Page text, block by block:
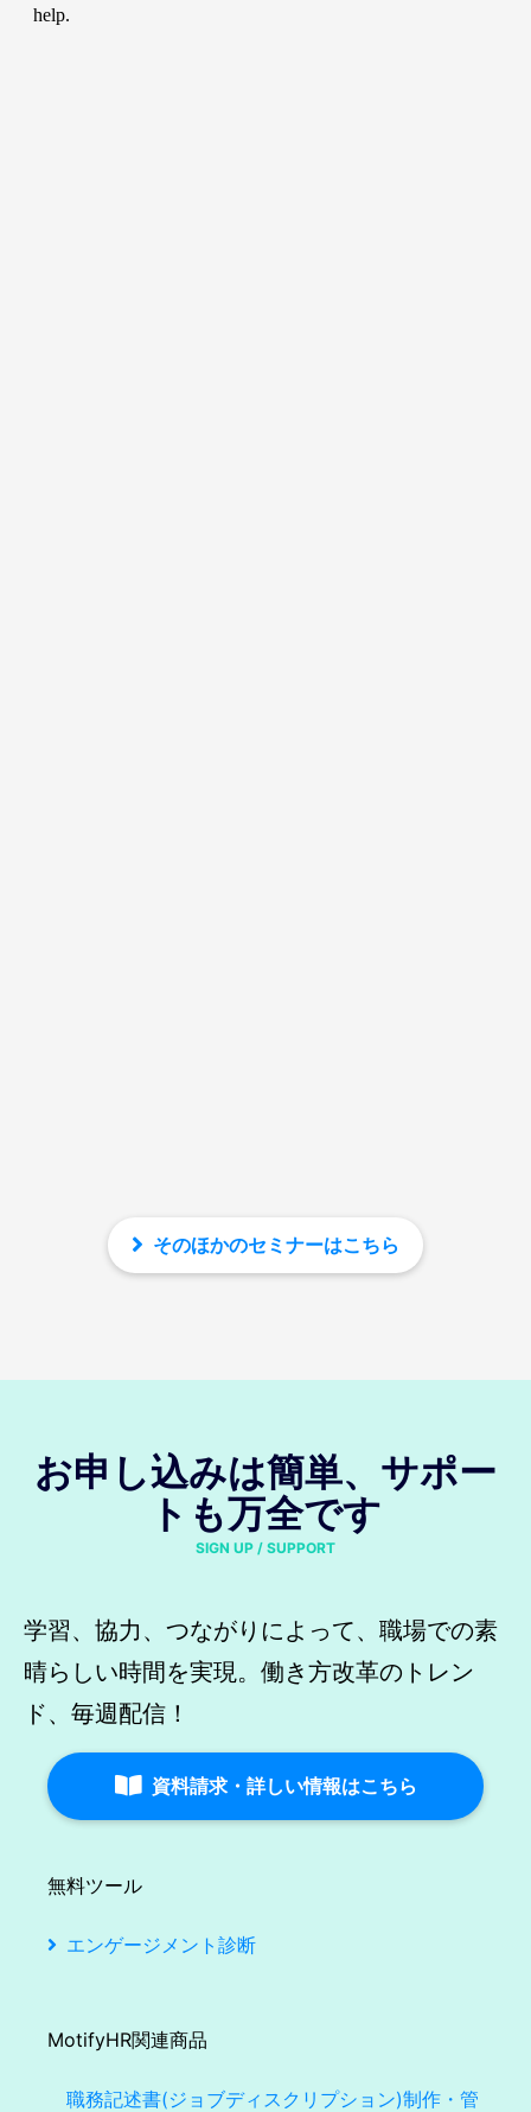
そのほかのセミナーはこちら
お申し込みは簡単、サポー
トも万全です
SIGN UP / SUPPORT
学習、協力、つながりによって、職場での素
晴らしい時間を実現。働き方改革のトレン
ド、毎週配信！
資料請求・詳しい情報はこちら
無料ツール
エンゲージメント診断
MotifyHR関連商品
職務記述書(ジョブディスクリプション)制作・管